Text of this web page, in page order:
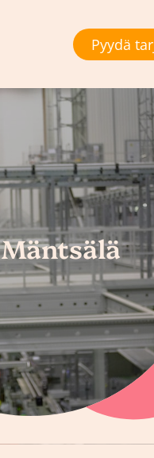
Pyydä